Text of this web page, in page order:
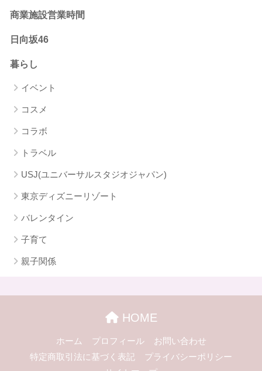
商業施設営業時間
日向坂46
暮らし
イベント
コスメ
コラボ
トラベル
USJ(ユニバーサルスタジオジャパン)
東京ディズニーリゾート
バレンタイン
子育て
親子関係
HOME
ホーム プロフィール
お問い合わせ
特定商取引法に基づく表記
プライバシーポリシー